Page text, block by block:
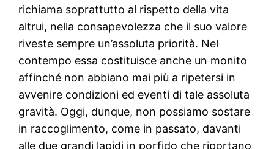
richiama soprattutto al rispetto della vita
altrui, nella consapevolezza che il suo valore
riveste sempre un’assoluta priorità. Nel
contempo essa costituisce anche un monito
affinché non abbiano mai più a ripetersi in
avvenire condizioni ed eventi di tale assoluta
gravità. Oggi, dunque, non possiamo sostare
in raccoglimento, come in passato, davanti
alle due grandi lapidi in porfido che riportano